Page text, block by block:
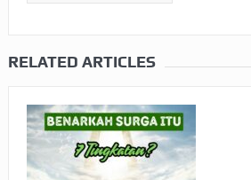
RELATED ARTICLES